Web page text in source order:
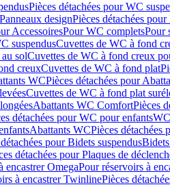
Pièces détachées pour WC
Panneaux designPièces détachées
AccessoiresPour WC completsPour
suspendusCuvettes de WC à fond
solCuvettes de WC à fond creux
creuxCuvettes de WC à fond plat
WCPièces détachées pour
Cuvettes de WC à fond plat
Abattants WC ComfortPièces
détachées pour WC pour enfants
Abattants WCPièces détachées
pour Bidets suspendus
détachées pour Plaques de
encastrer OmegaPour réservoirs à
à encastrer TwinlinePièces